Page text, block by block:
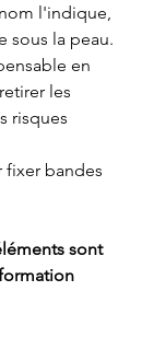
l'indique,
sous la peau.
en
les
risques
fixer bandes
sont